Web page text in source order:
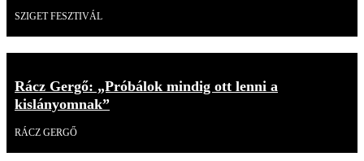
SZIGET FESZTIVÁL
Rácz Gergő: „Próbálok mindig ott lenni a
kislányomnak”
RÁCZ GERGŐ